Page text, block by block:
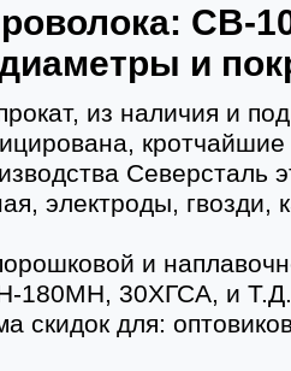
СВ-
и
из наличия и
кротчайшие
Северсталь
электроды, гвозди,
и
180МН, 30ХГСА, и Т.Д.
скидок для: